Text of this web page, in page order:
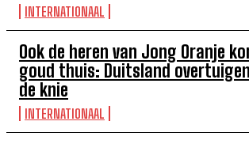
INTERNATIONAAL
Ook de heren van Jong Oranje
goud thuis: Duitsland
de knie
INTERNATIONAAL